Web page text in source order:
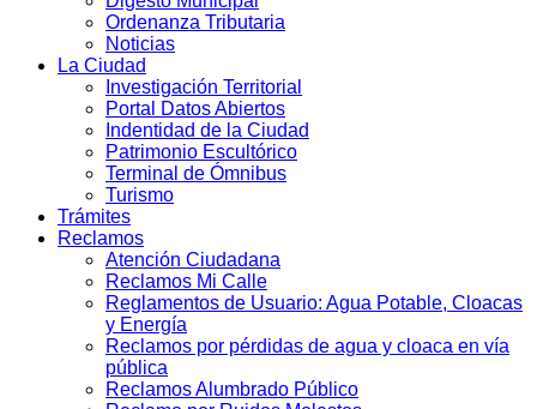
Ordenanza Tributaria
Noticias
La Ciudad
Investigación Territorial
Portal Datos Abiertos
Indentidad de la Ciudad
Patrimonio Escultórico
Terminal de Ómnibus
Turismo
Trámites
Reclamos
Atención Ciudadana
Reclamos Mi Calle
Reglamentos de Usuario: Agua Potable, Cloacas
y Energía
Reclamos por pérdidas de agua y cloaca en vía
pública
Reclamos Alumbrado Público